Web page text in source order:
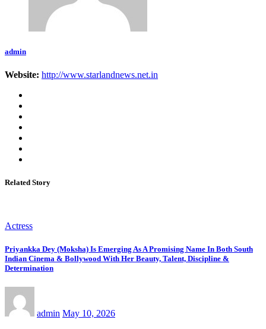
admin
Website: http://www.starlandnews.net.in
Related Story
Actress
Priyankka Dey (Moksha) Is Emerging As A Promising Name In Both South
Indian Cinema & Bollywood With Her Beauty, Talent, Discipline &
Determination
admin May 10, 2026